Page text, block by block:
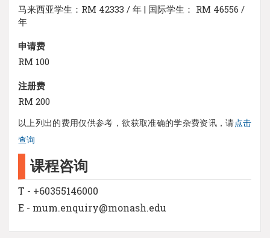
马来西亚学生：RM 42333 / 年 | 国际学生： RM 46556 /
年
申请费
RM 100
注册费
RM 200
以上列出的费用仅供参考，欲获取准确的学杂费资讯，请点击
查询
课程咨询
T - +60355146000
E - mum.enquiry@monash.edu